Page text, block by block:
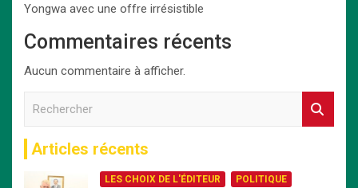
Yongwa avec une offre irrésistible
Commentaires récents
Aucun commentaire à afficher.
Articles récents
LES CHOIX DE L'ÉDITEUR POLITIQUE